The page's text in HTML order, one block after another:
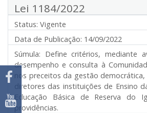
Lei 1184/2022
Status: Vigente
Data de Publicação: 14/09/2022
Súmula: Define critérios, mediante
desempenho e consulta à
nos preceitos da gestão
diretores das instituições de Ensino
Educação Básica de Reserva do
providências.